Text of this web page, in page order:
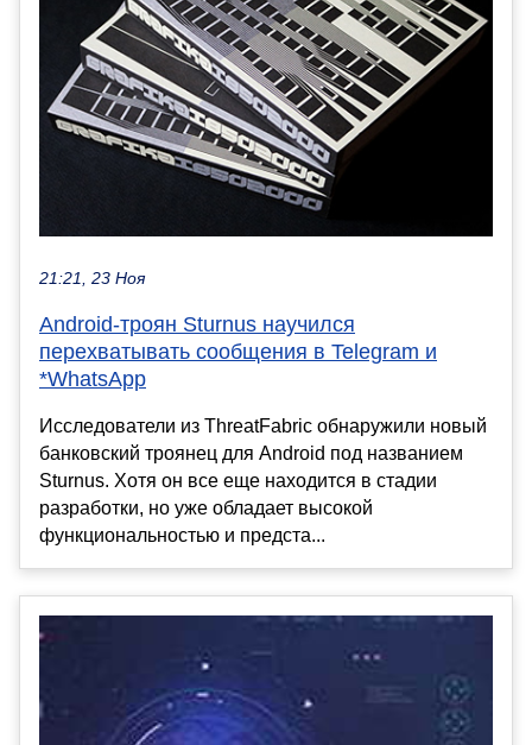
21:21, 23 Ноя
Android-троян Sturnus научился
перехватывать сообщения в Telegram и
*WhatsApp
Исследователи из ThreatFabric обнаружили новый
банковский троянец для Android под названием
Sturnus. Хотя он все еще находится в стадии
разработки, но уже обладает высокой
функциональностью и предста...